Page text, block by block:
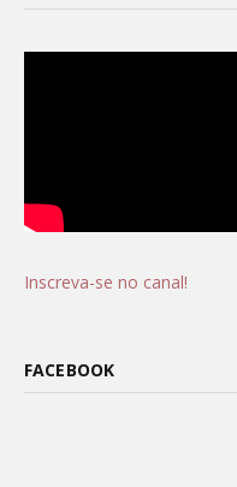
Inscreva-se no canal!
FACEBOOK